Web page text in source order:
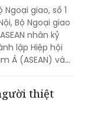
nhân kỷ
lập Hiệp hội
Á (ASEAN) và
ASEAN.
thiệt
khi một máy